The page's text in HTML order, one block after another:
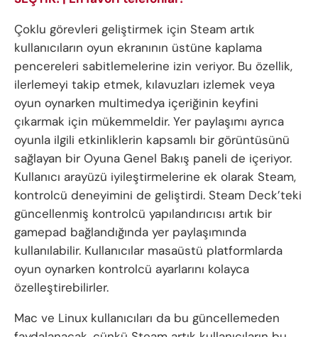
Çoklu görevleri geliştirmek için Steam artık
kullanıcıların oyun ekranının üstüne kaplama
pencereleri sabitlemelerine izin veriyor. Bu özellik,
ilerlemeyi takip etmek, kılavuzları izlemek veya
oyun oynarken multimedya içeriğinin keyfini
çıkarmak için mükemmeldir. Yer paylaşımı ayrıca
oyunla ilgili etkinliklerin kapsamlı bir görüntüsünü
sağlayan bir Oyuna Genel Bakış paneli de içeriyor.
Kullanıcı arayüzü iyileştirmelerine ek olarak Steam,
kontrolcü deneyimini de geliştirdi. Steam Deck’teki
güncellenmiş kontrolcü yapılandırıcısı artık bir
gamepad bağlandığında yer paylaşımında
kullanılabilir. Kullanıcılar masaüstü platformlarda
oyun oynarken kontrolcü ayarlarını kolayca
özelleştirebilirler.
Mac ve Linux kullanıcıları da bu güncellemeden